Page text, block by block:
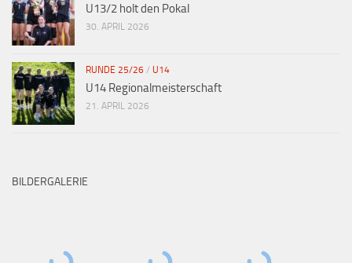
U13/2 holt den Pokal
30. APRIL 2026
RUNDE 25/26 / U14
U14 Regionalmeisterschaft
21. APRIL 2026
BILDERGALERIE